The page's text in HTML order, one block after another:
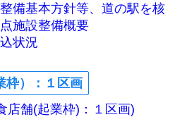
備基本方針等、道の駅を核
施設整備概要
状況
枠）：１区画
店舗(起業枠)：１区画)